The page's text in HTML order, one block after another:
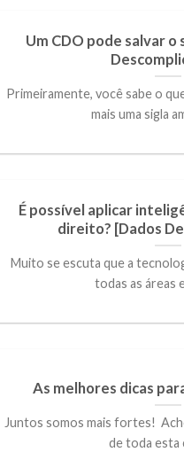
Um CDO pode salvar o
Primeiramente, você sabe o
mais uma sigla
É possível aplicar
direito? [Dados
Muito se escuta que a
todas as áreas
As melhores dicas
Juntos somos mais fortes!
de toda esta